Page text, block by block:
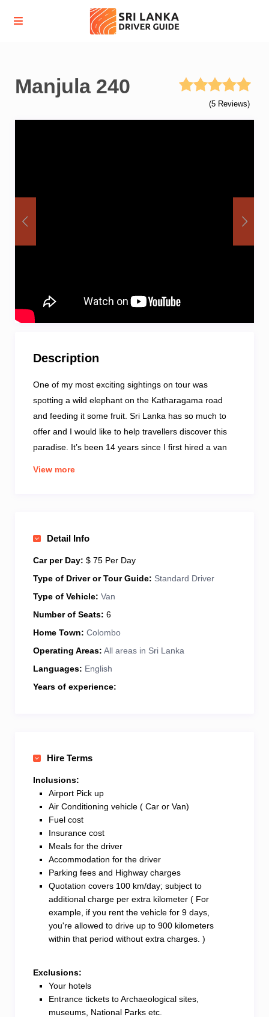
Manjula 240
(5 Reviews)
Description
One of my most exciting sightings on tour was
spotting a wild elephant on the Katharagama road
and feeding it some fruit. Sri Lanka has so much to
offer and I would like to help travellers discover this
paradise. It’s been 14 years since I first hired a van
Guide accredited by the Sri Lanka Tourism
Development Authority and
View more
Detail Info
Car per Day: $ 75 Per Day
Type of Driver or Tour Guide: Standard Driver
Type of Vehicle: Van
Number of Seats: 6
Home Town: Colombo
Operating Areas: All areas in Sri Lanka
Languages: English
Years of experience:
Hire Terms
Inclusions:
Airport Pick up
Air Conditioning vehicle ( Car or Van)
Fuel cost
Insurance cost
Meals for the driver
Accommodation for the driver
Parking fees and Highway charges
Quotation covers 100 km/day; subject to
additional charge per extra kilometer ( For
example, if you rent the vehicle for 9 days,
you're allowed to drive up to 900 kilometers
within that period without extra charges. )
Exclusions:
Your hotels
Entrance tickets to Archaeological sites,
museums, National Parks etc.